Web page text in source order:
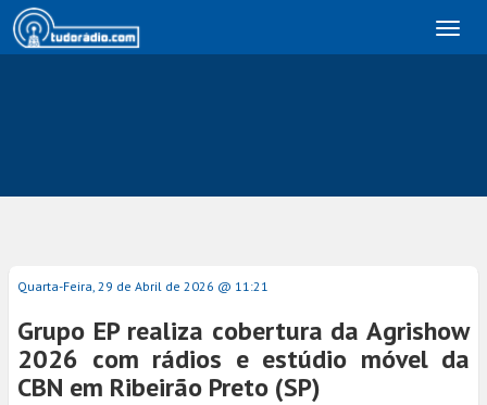
Quarta-Feira, 29 de Abril de 2026 @ 11:21
Grupo EP realiza cobertura da Agrishow
2026 com rádios e estúdio móvel da
CBN em Ribeirão Preto (SP)